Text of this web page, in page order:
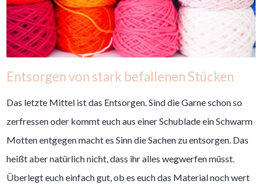
Entsorgen von stark befallenen Stücken
Das letzte Mittel ist das Entsorgen. Sind die Garne schon so
zerfressen oder kommt euch aus einer Schublade ein Schwarm
Motten entgegen macht es Sinn die Sachen zu entsorgen. Das
heißt aber natürlich nicht, dass ihr alles wegwerfen müsst.
Überlegt euch einfach gut, ob es euch das Material noch wert